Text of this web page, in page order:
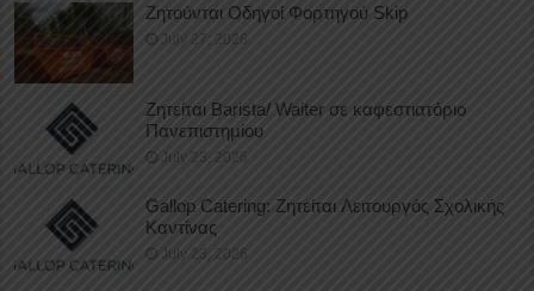
Ζητούνται Οδηγοί Φορτηγού Skip
July 27, 2026
Ζητείται Barista/ Waiter σε καφεστιατόριο
Πανεπιστημίου
July 23, 2026
Gallop Catering: Ζητείται Λειτουργός Σχολικής
Καντίνας
July 23, 2026